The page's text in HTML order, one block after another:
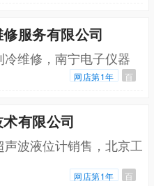
服务有限公司
维修，南宁电子仪器
网店第1年 百
有限公司
波液位计销售，北京工
网店第1年 百